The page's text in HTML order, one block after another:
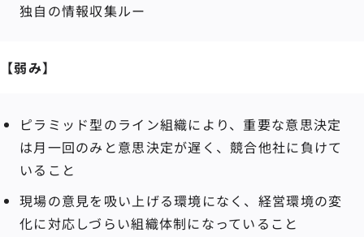
独自の情報収集ルー
【弱み】
ピラミッド型のライン組織により、重要な意思決定
は月一回のみと意思決定が遅く、競合他社に負けて
いること
現場の意見を吸い上げる環境になく、経営環境の変
化に対応しづらい組織体制になっていること